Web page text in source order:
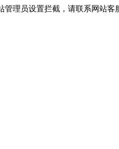
理员设置拦截，请联系网站客